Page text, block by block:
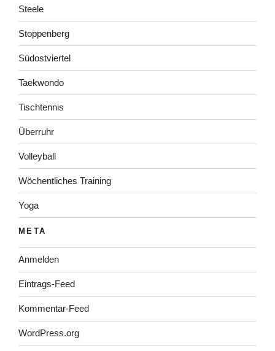
Steele
Stoppenberg
Südostviertel
Taekwondo
Tischtennis
Überruhr
Volleyball
Wöchentliches Training
Yoga
META
Anmelden
Eintrags-Feed
Kommentar-Feed
WordPress.org